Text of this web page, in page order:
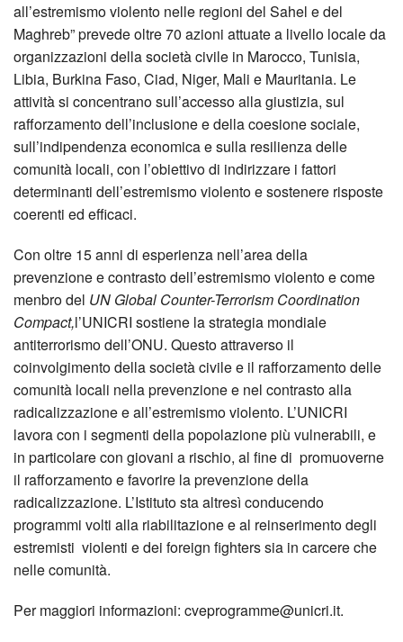
all’estremismo violento nelle regioni del Sahel e del
Maghreb” prevede oltre 70 azioni attuate a livello locale da
organizzazioni della società civile in Marocco, Tunisia,
Libia, Burkina Faso, Ciad, Niger, Mali e Mauritania. Le
attività si concentrano sull’accesso alla giustizia, sul
rafforzamento dell’inclusione e della coesione sociale,
sull’indipendenza economica e sulla resilienza delle
comunità locali, con l’obiettivo di indirizzare i fattori
determinanti dell’estremismo violento e sostenere risposte
coerenti ed efficaci.
Con oltre 15 anni di esperienza nell’area della
prevenzione e contrasto dell’estremismo violento e come
menbro del UN Global Counter-Terrorism Coordination
Compact,l’UNICRI sostiene la strategia mondiale
antiterrorismo dell’ONU. Questo attraverso il
coinvolgimento della società civile e il rafforzamento delle
comunità locali nella prevenzione e nel contrasto alla
radicalizzazione e all’estremismo violento. L’UNICRI
lavora con i segmenti della popolazione più vulnerabili, e
in particolare con giovani a rischio, al fine di promuoverne
il rafforzamento e favorire la prevenzione della
radicalizzazione. L’Istituto sta altresì conducendo
programmi volti alla riabilitazione e al reinserimento degli
estremisti violenti e dei foreign fighters sia in carcere che
nelle comunità.
Per maggiori informazioni: cveprogramme@unicri.it.